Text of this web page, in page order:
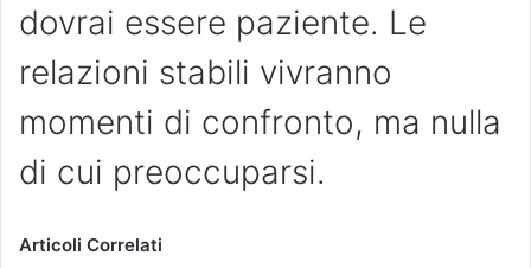
dovrai essere paziente. Le
relazioni stabili vivranno
momenti di confronto, ma nulla
di cui preoccuparsi.
Articoli Correlati